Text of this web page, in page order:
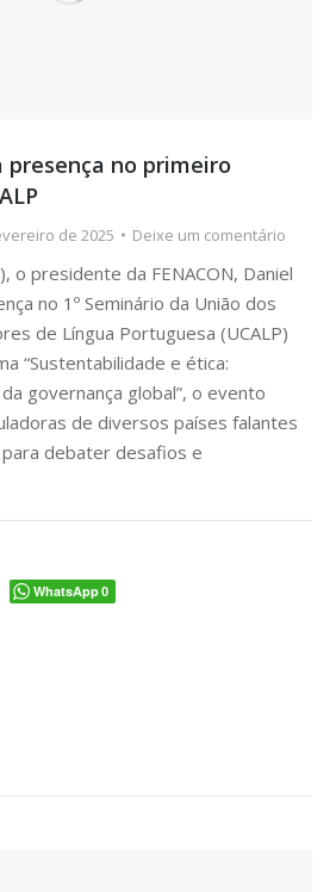
presença no primeiro
de 2025 Deixe um comentário
o presidente da FENACON, Daniel
no 1º Seminário da União dos
de Língua Portuguesa (UCALP)
“Sustentabilidade e ética:
governança global”, o evento
de diversos países falantes
debater desafios e
WhatsApp0